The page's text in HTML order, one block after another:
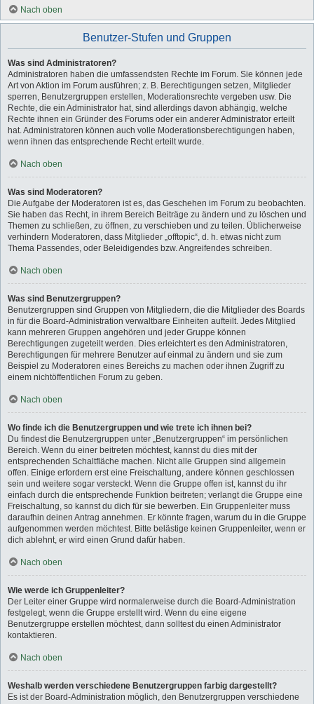
Nach oben
Benutzer-Stufen und Gruppen
Was sind Administratoren?
Administratoren haben die umfassendsten Rechte im Forum. Sie können jede
Art von Aktion im Forum ausführen; z. B. Berechtigungen setzen, Mitglieder
sperren, Benutzergruppen erstellen, Moderationsrechte vergeben usw. Die
Rechte, die ein Administrator hat, sind allerdings davon abhängig, welche
Rechte ihnen ein Gründer des Forums oder ein anderer Administrator erteilt
hat. Administratoren können auch volle Moderationsberechtigungen haben,
wenn ihnen das entsprechende Recht erteilt wurde.
Nach oben
Was sind Moderatoren?
Die Aufgabe der Moderatoren ist es, das Geschehen im Forum zu beobachten.
Sie haben das Recht, in ihrem Bereich Beiträge zu ändern und zu löschen und
Themen zu schließen, zu öffnen, zu verschieben und zu teilen. Üblicherweise
verhindern Moderatoren, dass Mitglieder „offtopic“, d. h. etwas nicht zum
Thema Passendes, oder Beleidigendes bzw. Angreifendes schreiben.
Nach oben
Was sind Benutzergruppen?
Benutzergruppen sind Gruppen von Mitgliedern, die die Mitglieder des Boards
in für die Board-Administration verwaltbare Einheiten aufteilt. Jedes Mitglied
kann mehreren Gruppen angehören und jeder Gruppe können
Berechtigungen zugeteilt werden. Dies erleichtert es den Administratoren,
Berechtigungen für mehrere Benutzer auf einmal zu ändern und sie zum
Beispiel zu Moderatoren eines Bereichs zu machen oder ihnen Zugriff zu
einem nichtöffentlichen Forum zu geben.
Nach oben
Wo finde ich die Benutzergruppen und wie trete ich ihnen bei?
Du findest die Benutzergruppen unter „Benutzergruppen“ im persönlichen
Bereich. Wenn du einer beitreten möchtest, kannst du dies mit der
entsprechenden Schaltfläche machen. Nicht alle Gruppen sind allgemein
offen. Einige erfordern erst eine Freischaltung, andere können geschlossen
sein und weitere sogar versteckt. Wenn die Gruppe offen ist, kannst du ihr
einfach durch die entsprechende Funktion beitreten; verlangt die Gruppe eine
Freischaltung, so kannst du dich für sie bewerben. Ein Gruppenleiter muss
daraufhin deinen Antrag annehmen. Er könnte fragen, warum du in die Gruppe
aufgenommen werden möchtest. Bitte belästige keinen Gruppenleiter, wenn er
dich ablehnt, er wird einen Grund dafür haben.
Nach oben
Wie werde ich Gruppenleiter?
Der Leiter einer Gruppe wird normalerweise durch die Board-Administration
festgelegt, wenn die Gruppe erstellt wird. Wenn du eine eigene
Benutzergruppe erstellen möchtest, dann solltest du einen Administrator
kontaktieren.
Nach oben
Weshalb werden verschiedene Benutzergruppen farbig dargestellt?
Es ist der Board-Administration möglich, den Benutzergruppen verschiedene